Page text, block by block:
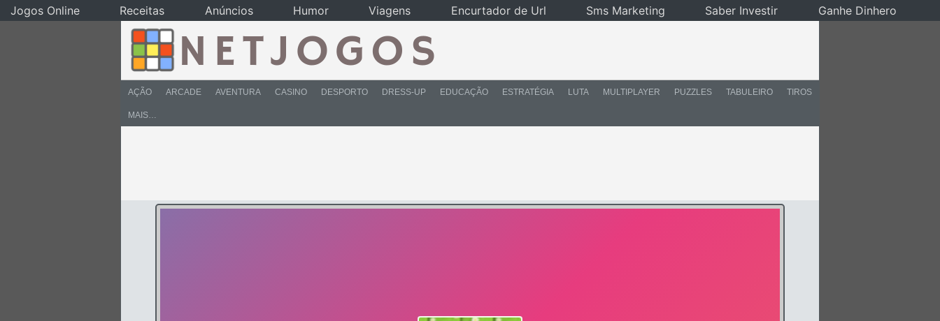
AÇÃO ARCADE AVENTURA CASINO DESPORTO DRESS-UP EDUCAÇÃO ESTRATÉGIA LUTA MULTIPLAYER PUZZLES TABULEIRO TIROS
MAIS…
Jogos Online Receitas Anúncios Humor Viagens Encurtador de Url Sms Marketing Saber Investir Ganhe Dinhero